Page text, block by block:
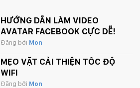
HƯỚNG DẪN LÀM VIDEO
AVATAR FACEBOOK CỰC DỄ!
Đăng bởi Mon
MẸO VẶT CẢI THIỆN TỐC ĐỘ
WIFI
Đăng bởi Mon